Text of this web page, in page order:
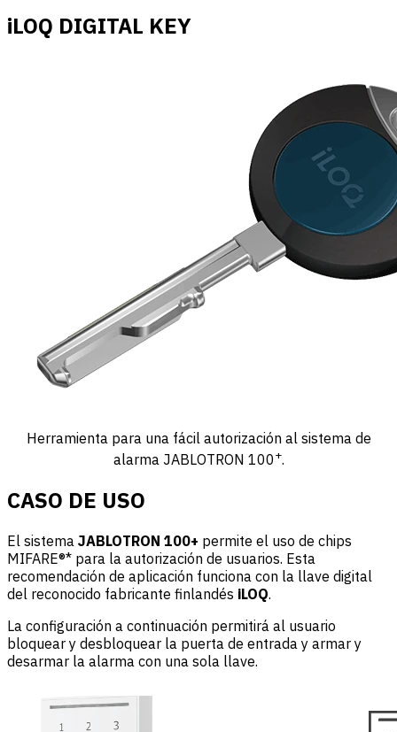
iLOQ DIGITAL KEY
Herramienta para una fácil autorización al sistema de
alarma JABLOTRON 100+.
CASO DE USO
El sistema JABLOTRON 100+ permite el uso de chips
MIFARE®* para la autorización de usuarios. Esta
recomendación de aplicación funciona con la llave digital
del reconocido fabricante finlandés iLOQ.
La configuración a continuación permitirá al usuario
bloquear y desbloquear la puerta de entrada y armar y
desarmar la alarma con una sola llave.